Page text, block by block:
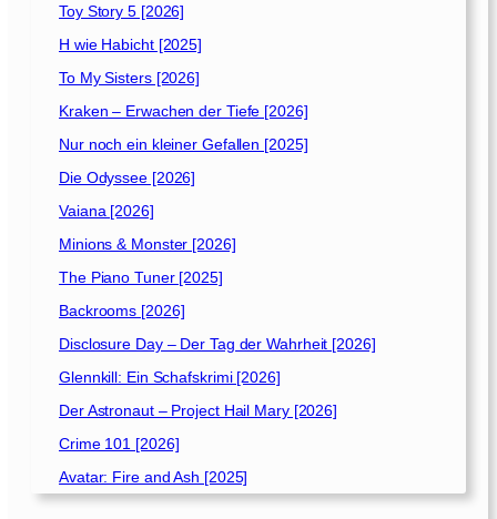
Toy Story 5 [2026]
H wie Habicht [2025]
To My Sisters [2026]
Kraken – Erwachen der Tiefe [2026]
Nur noch ein kleiner Gefallen [2025]
Die Odyssee [2026]
Vaiana [2026]
Minions & Monster [2026]
The Piano Tuner [2025]
Backrooms [2026]
Disclosure Day – Der Tag der Wahrheit [2026]
Glennkill: Ein Schafskrimi [2026]
Der Astronaut – Project Hail Mary [2026]
Crime 101 [2026]
Avatar: Fire and Ash [2025]